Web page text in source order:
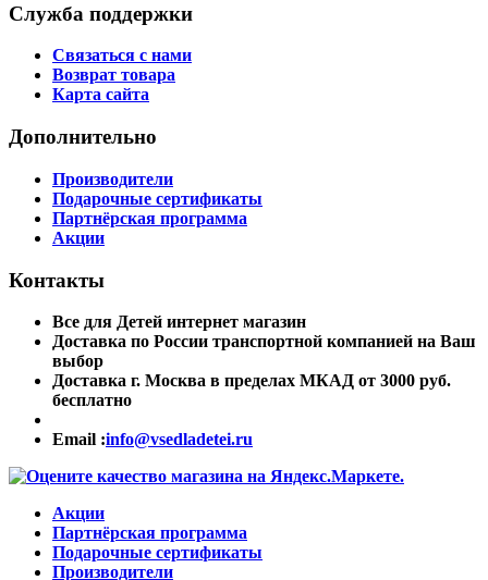
Служба поддержки
Связаться с нами
Возврат товара
Карта сайта
Дополнительно
Производители
Подарочные сертификаты
Партнёрская программа
Акции
Контакты
Все для Детей интернет магазин
Доставка по России транспортной компанией на Ваш
выбор
Доставка г. Москва в пределах МКАД от 3000 руб.
бесплатно
Email :info@vsedladetei.ru
Акции
Партнёрская программа
Подарочные сертификаты
Производители